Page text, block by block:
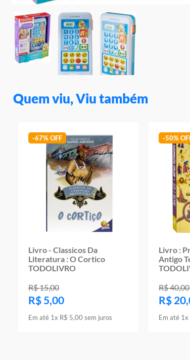
Quem viu, Viu também
-67%
Livro - Classicos Da
Literatura : O Cortico
TODOLIVRO
R$15,00
R$ 5,00
Em até 1x R$ 5,00 sem juros
-50%
Livro :
Antigo
R$40,00
R$ 20,
Em até 1x